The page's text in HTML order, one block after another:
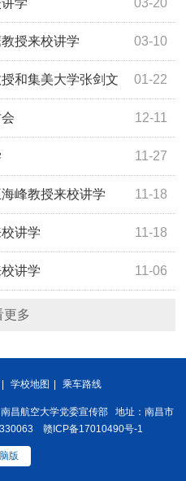
03-10
授来校讲学
01-22
和集美大学张剑文
12-11
11-27
11-18
峰教授来校讲学
11-18
讲学
11-06
讲学
更多
学校地图 乘车路线
昌航空大学党委宣传部 地址：南昌市
赣ICP备17010490号-1
版